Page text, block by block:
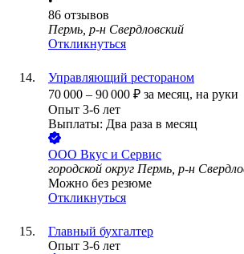
86 отзывов
Пермь, р-н Свердловский
Откликнуться
Управляющий рестораном
70 000 – 90 000 ₽ за месяц, на руки
Опыт 3-6 лет
Выплаты: Два раза в месяц
ООО Вкус и Сервис
городской округ Пермь, р-н
Можно без резюме
Откликнуться
Главный бухгалтер
Опыт 3-6 лет